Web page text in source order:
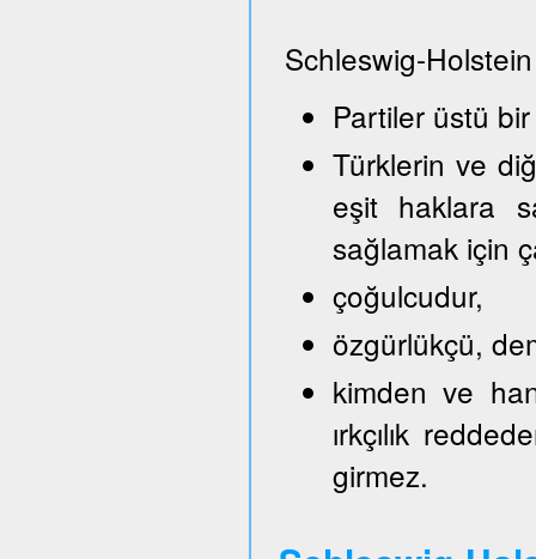
Schleswig-
Partiler üstü
Türklerin ve
eşit haklara
sağlamak için
çoğulcudur,
özgürlükçü,
kimden ve
ırkçılık
girmez.